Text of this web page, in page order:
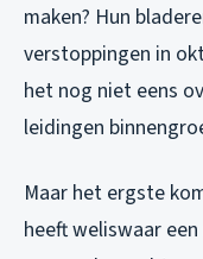
maken? Hun
verstoppingen in
het nog niet eens
leidingen
Maar het ergste
heeft weliswaar